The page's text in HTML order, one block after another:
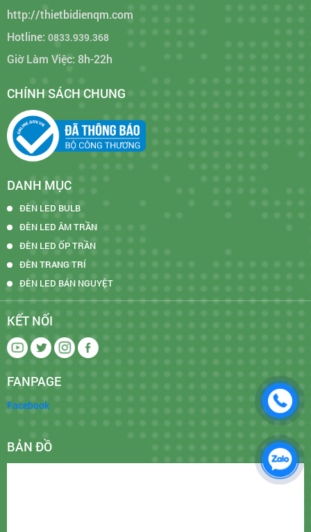
http://thietbidienqm.com
Hotline: 0833.939.368
Giờ Làm Việc: 8h-22h
CHÍNH SÁCH CHUNG
DANH MỤC
ĐÈN LED BULB
ĐÈN LED ÂM TRẦN
ĐÈN LED ỐP TRẦN
ĐÈN TRANG TRÍ
ĐÈN LED BÁN NGUYỆT
KẾT NỐI
FANPAGE
Facebook
BẢN ĐỒ